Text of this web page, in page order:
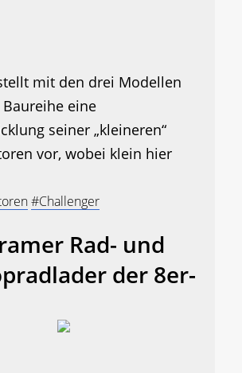
mit den drei Modellen
Baureihe eine
seiner „kleineren“
vor, wobei klein hier
#Challenger
Rad- und
der 8er-